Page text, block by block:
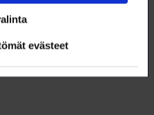
evästeet